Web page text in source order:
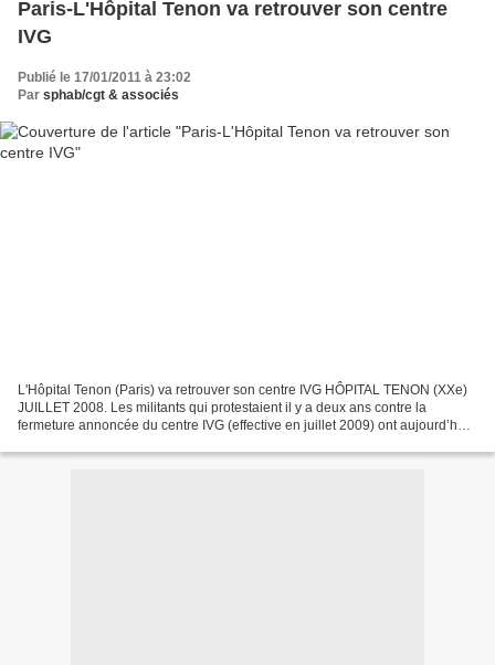
Paris-L'Hôpital Tenon va retrouver son centre
IVG
Publié le 17/01/2011 à 23:02
Par sphab/cgt & associés
L'Hôpital Tenon (Paris) va retrouver son centre IVG HÔPITAL TENON (XXe)
JUILLET 2008. Les militants qui protestaient il y a deux ans contre la
fermeture annoncée du centre IVG (effective en juillet 2009) ont aujourd’hui